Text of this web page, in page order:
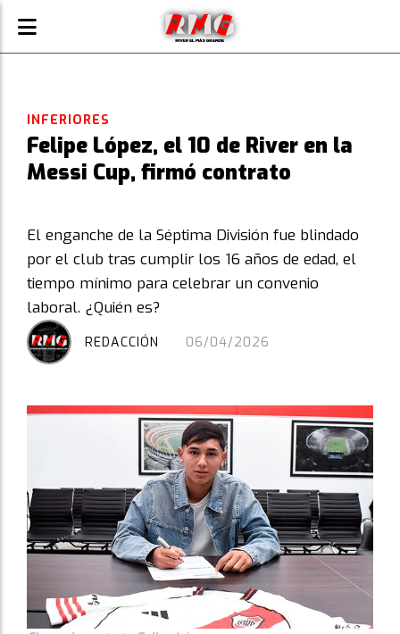
Felipe López, el 10 de River en la
Messi Cup, firmó contrato
El enganche de la Séptima División fue blindado
por el club tras cumplir los 16 años de edad, el
tiempo mínimo para celebrar un convenio
laboral. ¿Quién es?
INFERIORES
06/04/2026
REDACCIÓN